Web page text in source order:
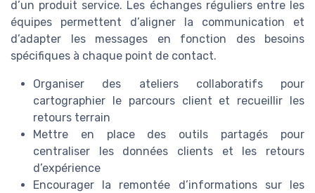
d’un produit service. Les échanges réguliers entre les
équipes permettent d’aligner la communication et
d’adapter les messages en fonction des besoins
spécifiques à chaque point de contact.
Organiser des ateliers collaboratifs pour
cartographier le parcours client et recueillir les
retours terrain
Mettre en place des outils partagés pour
centraliser les données clients et les retours
d’expérience
Encourager la remontée d’informations sur les